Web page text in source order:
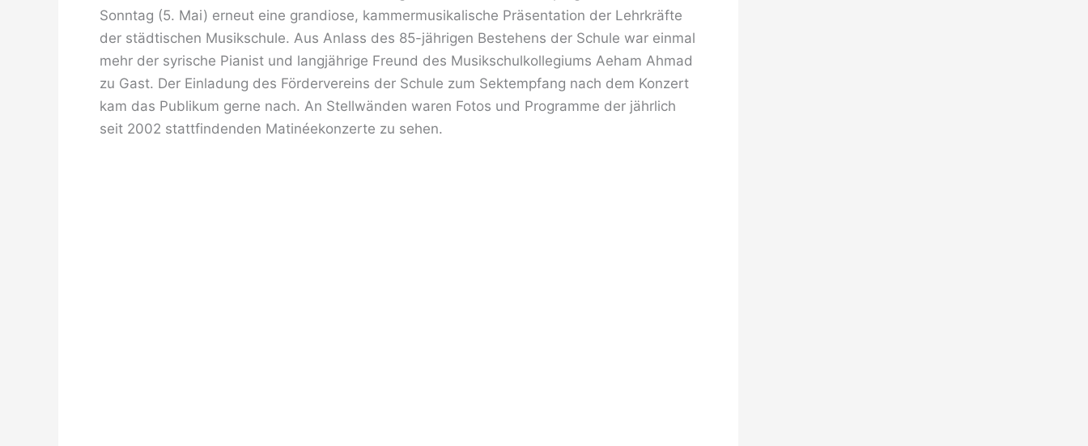
Sonntag (5. Mai) erneut eine grandiose, kammermusikalische Präsentation der Lehrkräfte
der städtischen Musikschule. Aus Anlass des 85-jährigen Bestehens der Schule war einmal
mehr der syrische Pianist und langjährige Freund des Musikschulkollegiums Aeham Ahmad
zu Gast. Der Einladung des Fördervereins der Schule zum Sektempfang nach dem Konzert
kam das Publikum gerne nach. An Stellwänden waren Fotos und Programme der jährlich
seit 2002 stattfindenden Matinéekonzerte zu sehen.